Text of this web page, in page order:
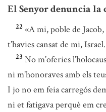
El Senyor denuncia la
22 «A mi, poble de
t’havies cansat de mi, Israel.
23 No m’oferies
ni m’honoraves amb els
I jo no em feia carregós
ni et fatigava perquè em